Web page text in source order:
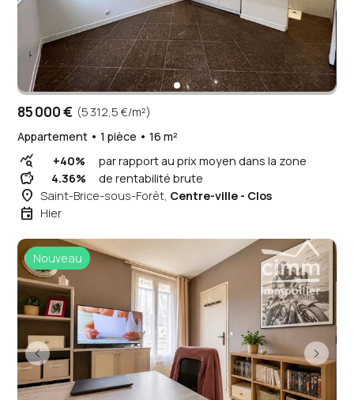
85 000 € (5 312,5 €/m²)
Appartement • 1 pièce • 16 m²
query_stats +40% par rapport au prix moyen dans la zone
savings 4.36% de rentabilité brute
place Saint-Brice-sous-Forêt, Centre-ville - Clos
event Hier
Nouveau